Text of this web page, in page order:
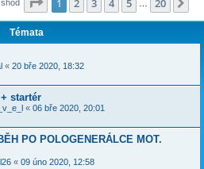
Témata
« 20 bře 2020, 18:32
startér
« 06 bře 2020, 20:01
PO POLOGENERÁLCE MOT.
« 09 úno 2020, 12:58